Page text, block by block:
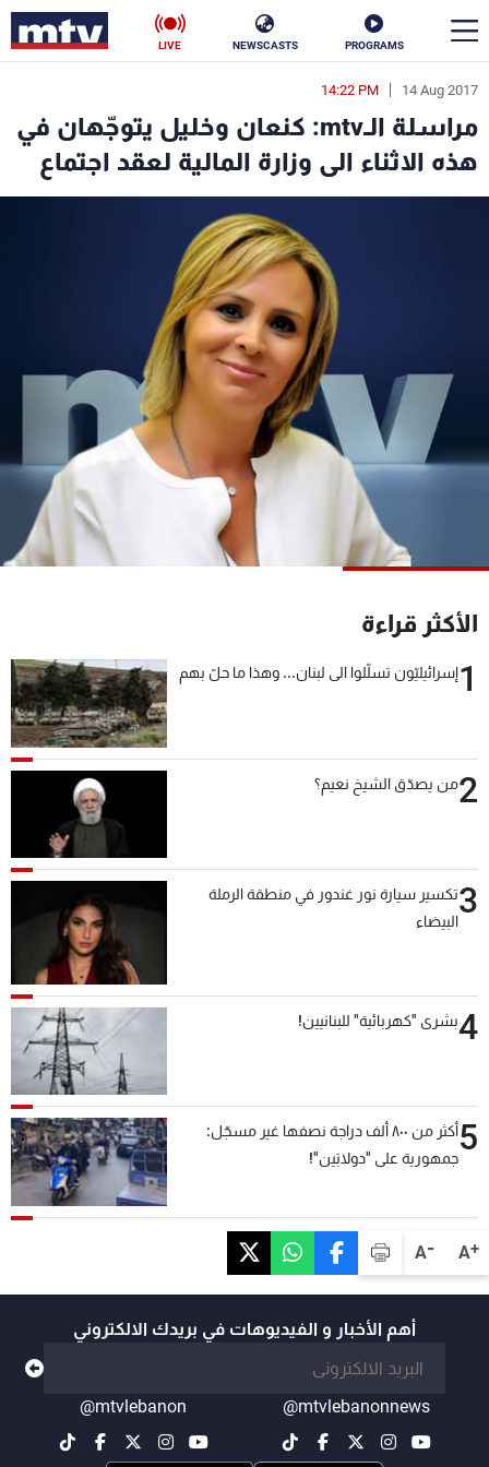
PROGRAMS
NEWSCASTS
LIVE
A+
A-
14 Aug 2017
14:22 PM
مراسلة الـmtv: كنعان وخليل يتوجّهان في
هذه الاثناء الى وزارة المالية لعقد اجتماع
الأكثر قراءة
1إسرائيليّون تسلّلوا الى لبنان... وهذا ما حلّ بهم
2من يصدّق الشيخ نعيم؟
3تكسير سيارة نور غندور في منطقة الرملة
البيضاء
4بشرى "كهربائية" للبنانيين!
5
أكثر من ٨٠٠ ألف دراجة نصفها غير مسجّل:
جمهورية على "دولابَين"!
أهم الأخبار و الفيديوهات في بريدك الالكتروني
@mtvlebanonnews
@mtvlebanon
en
الأخبار
سياسة ناس
فن
رياضة
البرامج
جدول البرامج
شاهد البرامج
الترددات
عن MTV
الإنـتـاج
شروط الإسـتخدام
سياسة الخصوصية